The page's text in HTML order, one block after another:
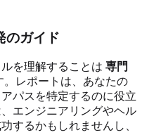
のガイド
を理解することは 専門
レポートは、あなたの
パスを特定するのに役立
エンジニアリングやヘル
するかもしれませんし、